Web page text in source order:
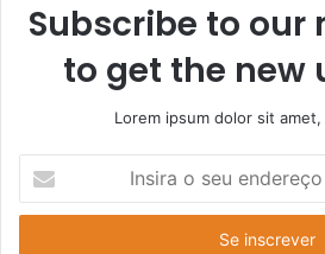
Subscribe to
to get the new
Lorem ipsum dolor sit
seu